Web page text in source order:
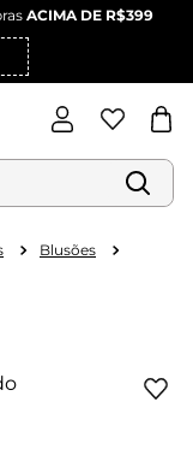
ACIMA DE R$399
Blusões